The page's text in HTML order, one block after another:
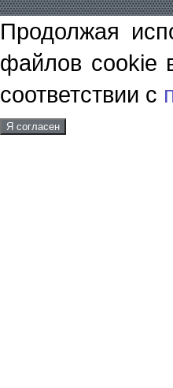
Продолжая
файлов cookie
соответствии с
Я согласен